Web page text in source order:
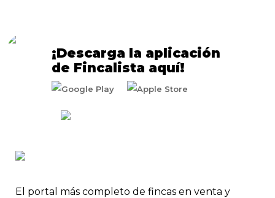
El portal más completo de fincas en venta y
¡Descarga la aplicación
de Fincalista aquí!